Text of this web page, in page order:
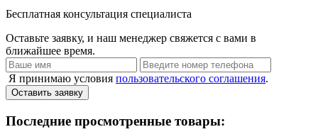
Бесплатная консультация специалиста
Оставьте заявку, и наш менеджер свяжется с вами в
ближайшее время.
Я принимаю условия пользовательского соглашения.
Оставить заявку
Последние просмотренные товары: